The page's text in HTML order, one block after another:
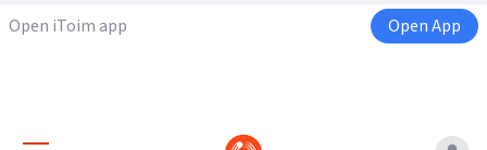
Open iToim app Open App